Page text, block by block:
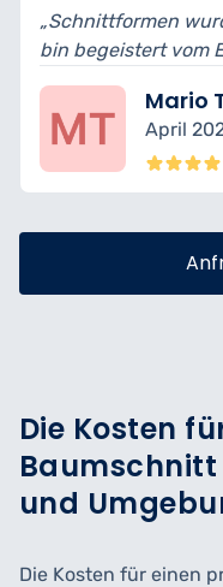
erklärt, Äste entsorgt
Die Kosten
und
Die Kosten für einen